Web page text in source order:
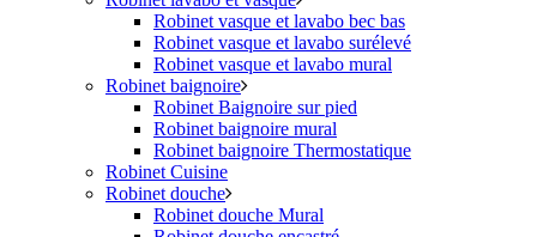
Robinet vasque et lavabo bec bas
Robinet vasque et lavabo surélevé
Robinet vasque et lavabo mural
Robinet baignoire
Robinet Baignoire sur pied
Robinet baignoire mural
Robinet baignoire Thermostatique
Robinet Cuisine
Robinet douche
Robinet douche Mural